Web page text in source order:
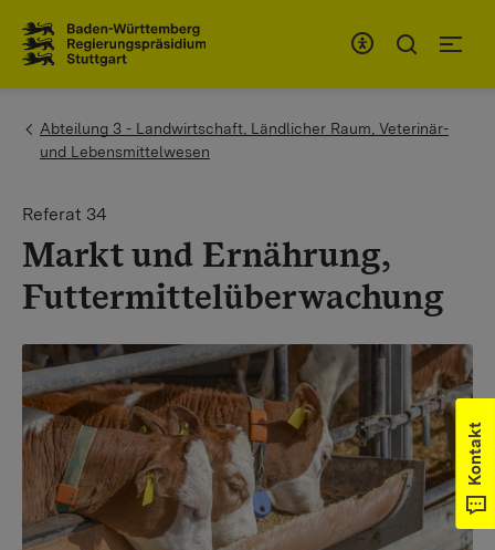
You are here:
Abteilung 3 - Landwirtschaft, Ländlicher Raum, Veterinär-
und Lebensmittelwesen
Referat 34
Markt und Ernährung,
Futtermittelüberwachung
Kontakt